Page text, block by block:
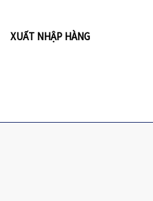
XUẤT NHẬP HÀNG